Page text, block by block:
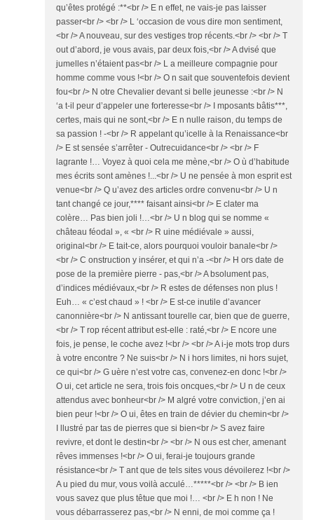
qu’êtes protégé :**<br /> E n effet, ne vais-je pas laisser
passer<br /> <br /> L ‘occasion de vous dire mon sentiment,
<br /> A nouveau, sur des vestiges trop récents.<br /> <br /> T
out d’abord, je vous avais, par deux fois,<br /> A dvisé que
jumelles n’étaient pas<br /> L a meilleure compagnie pour
homme comme vous !<br /> O n sait que souventefois devient
fou<br /> N otre Chevalier devant si belle jeunesse :<br /> N
‘a t-il peur d’appeler une forteresse<br /> I mposants bâtis***,
certes, mais qui ne sont,<br /> E n nulle raison, du temps de
sa passion ! -<br /> R appelant qu’icelle à la Renaissance<br
/> E st sensée s’arrêter - Outrecuidance<br /> <br /> F
lagrante !… Voyez à quoi cela me mène,<br /> O ù d’habitude
mes écrits sont amènes !...<br /> U ne pensée à mon esprit est
venue<br /> Q u’avez des articles ordre convenu<br /> U n
tant changé ce jour,**** faisant ainsi<br /> E clater ma
colère… Pas bien joli !…<br /> U n blog qui se nomme «
château féodal », « <br /> R uine médiévale » aussi,
original<br /> E tait-ce, alors pourquoi vouloir banale<br />
<br /> C onstruction y insérer, et qui n’a -<br /> H ors date de
pose de la première pierre - pas,<br /> A bsolument pas,
d’indices médiévaux,<br /> R estes de défenses non plus !
Euh… « c’est chaud » ! <br /> E st-ce inutile d’avancer
canonnière<br /> N antissant tourelle car, bien que de guerre,
<br /> T rop récent attribut est-elle : raté,<br /> E ncore une
fois, je pense, le coche avez !<br /> <br /> A i-je mots trop durs
à votre encontre ? Ne suis<br /> N i hors limites, ni hors sujet,
ce qui<br /> G uère n’est votre cas, convenez-en donc !<br />
O ui, cet article ne sera, trois fois oncques,<br /> U n de ceux
attendus avec bonheur<br /> M algré votre conviction, j’en ai
bien peur !<br /> O ui, êtes en train de dévier du chemin<br />
I llustré par tas de pierres que si bien<br /> S avez faire
revivre, et dont le destin<br /> <br /> N ous est cher, amenant
rêves immenses !<br /> O ui, ferai-je toujours grande
résistance<br /> T ant que de tels sites vous dévoilerez !<br />
A u pied du mur, vous voilà acculé…*****<br /> <br /> B ien
vous savez que plus têtue que moi !… <br /> E h non ! Ne
vous débarrasserez pas,<br /> N enni, de moi comme ça !